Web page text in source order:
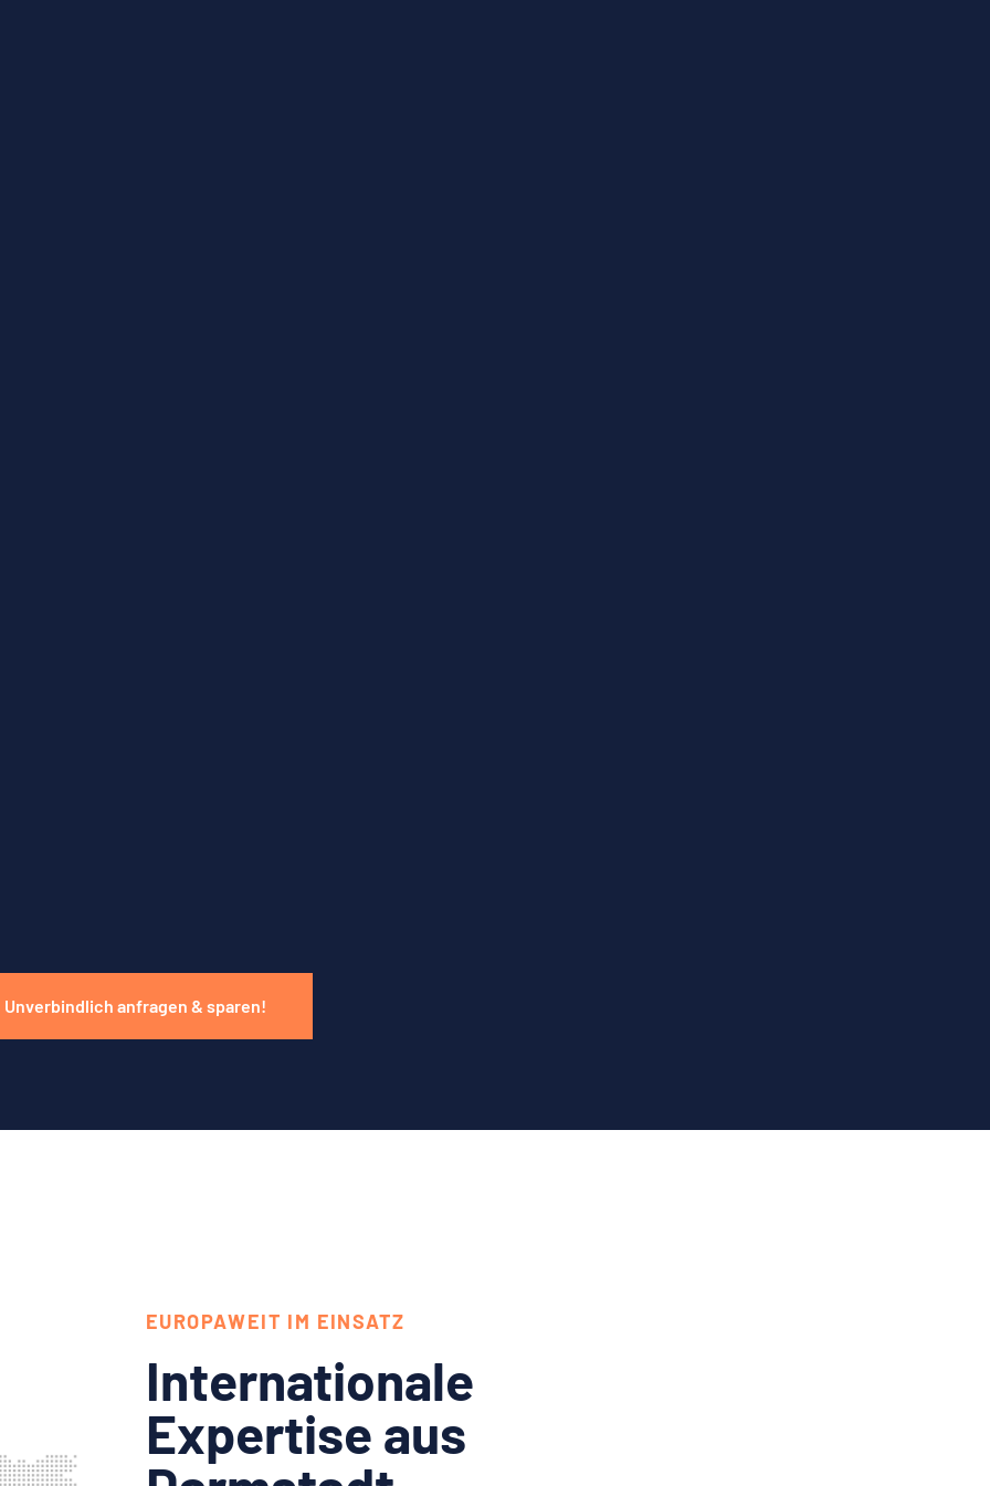
Unverbindlich anfragen & sparen!
EUROPAWEIT IM EINSATZ
Internationale
Expertise aus